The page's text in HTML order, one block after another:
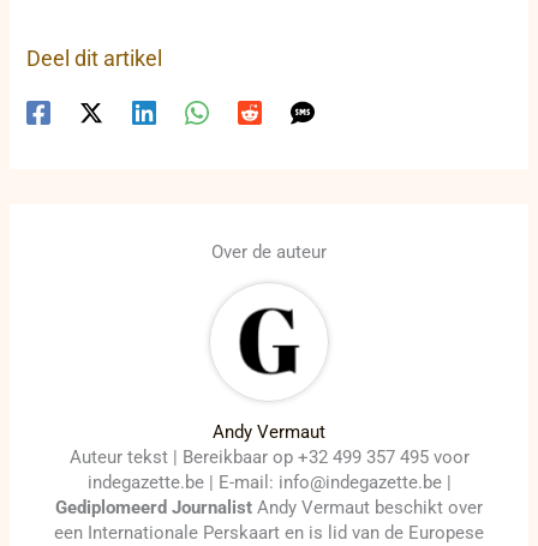
Deel dit artikel
Over de auteur
Andy Vermaut
Auteur tekst | Bereikbaar op +32 499 357 495 voor
indegazette.be | E-mail: info@indegazette.be |
Gediplomeerd Journalist Andy Vermaut beschikt over
een Internationale Perskaart en is lid van de Europese